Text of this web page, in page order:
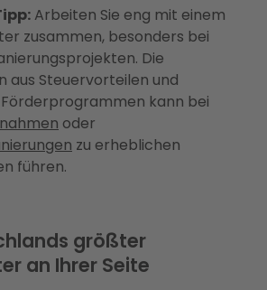
Arbeiten Sie eng mit einem
zusammen, besonders bei
Die
aus Steuervorteilen und
kann bei
oder
zu erheblichen
führen.
größter
an Ihrer Seite